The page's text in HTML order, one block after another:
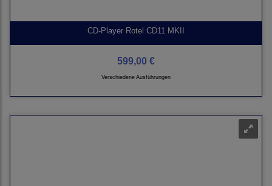
CD-Player Rotel CD11 MKII
599,00 €
Verschiedene Ausführungen